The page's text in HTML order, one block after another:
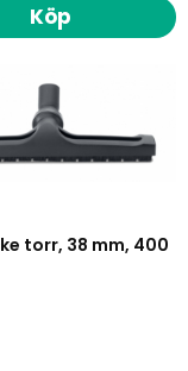
Köp
torr, 38 mm, 400